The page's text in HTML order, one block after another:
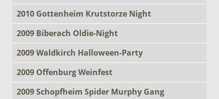
2010 Gottenheim Krutstorze Night
2009 Biberach Oldie-Night
2009 Waldkirch Halloween-Party
2009 Offenburg Weinfest
2009 Schopfheim Spider Murphy Gang